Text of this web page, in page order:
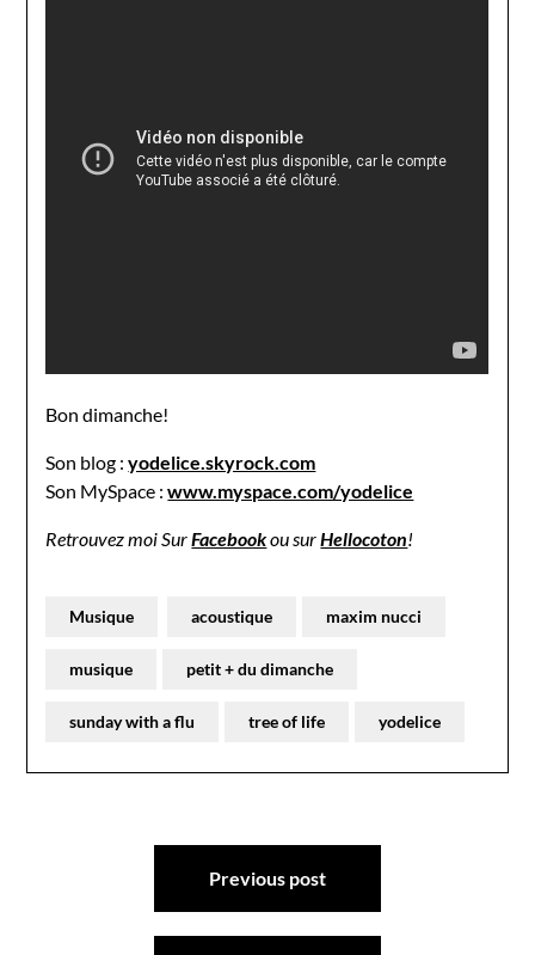
Bon dimanche!
Son blog :yodelice.skyrock.com
Son MySpace :www.myspace.com/yodelice
Retrouvez moi SurFacebookou surHellocoton!
Musique acoustique maxim nucci
musique petit + du dimanche
sunday with a flu tree of life yodelice
Navigation
Previous post